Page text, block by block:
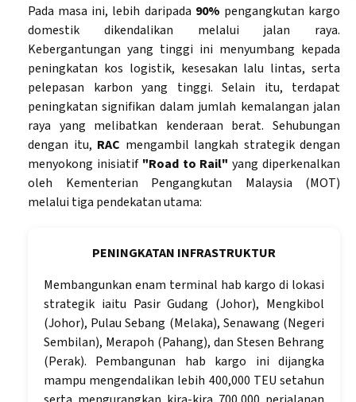
Pada masa ini, lebih daripada 90% pengangkutan kargo
domestik dikendalikan melalui jalan raya.
Kebergantungan yang tinggi ini menyumbang kepada
peningkatan kos logistik, kesesakan lalu lintas, serta
pelepasan karbon yang tinggi. Selain itu, terdapat
peningkatan signifikan dalam jumlah kemalangan jalan
raya yang melibatkan kenderaan berat. Sehubungan
dengan itu, RAC mengambil langkah strategik dengan
menyokong inisiatif "Road to Rail" yang diperkenalkan
oleh Kementerian Pengangkutan Malaysia (MOT)
melalui tiga pendekatan utama:
PENINGKATAN INFRASTRUKTUR
Membangunkan enam terminal hab kargo di lokasi
strategik iaitu Pasir Gudang (Johor), Mengkibol
(Johor), Pulau Sebang (Melaka), Senawang (Negeri
Sembilan), Merapoh (Pahang), dan Stesen Behrang
(Perak). Pembangunan hab kargo ini dijangka
mampu mengendalikan lebih 400,000 TEU setahun